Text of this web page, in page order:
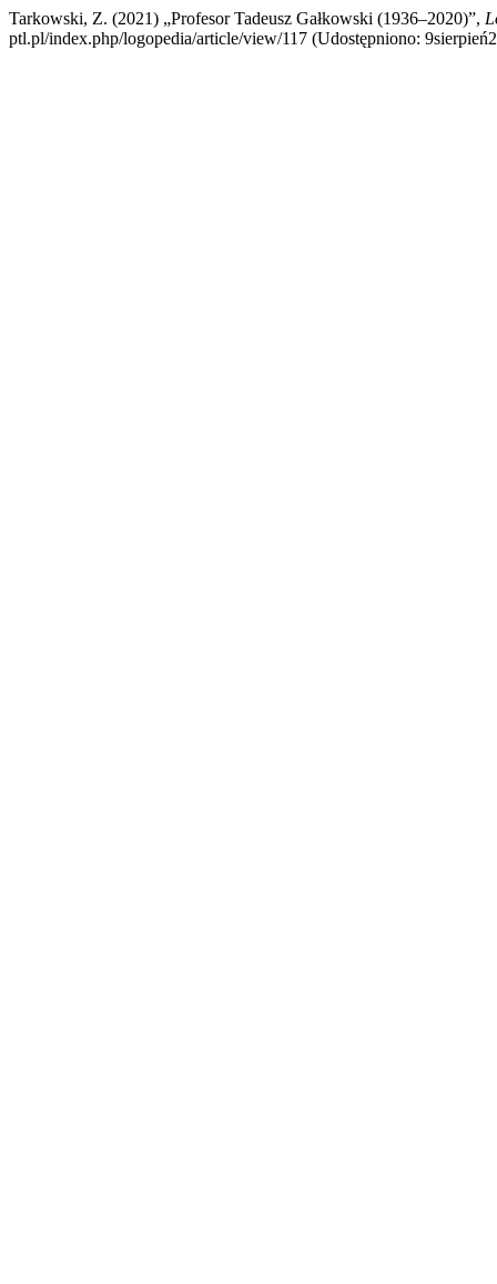
Tarkowski, Z. (2021) „Profesor Tadeusz Gałkowski (1936–2020)”,
ptl.pl/index.php/logopedia/article/view/117 (Udostępniono: